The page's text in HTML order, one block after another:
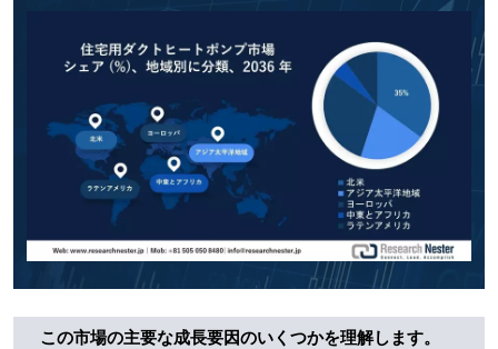
この市場の主要な成長要因のいくつかを理解します。